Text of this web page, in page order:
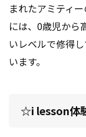
まれたアミティ
には、 0歳児から
いレベルで修得
います。
☆i lesson体